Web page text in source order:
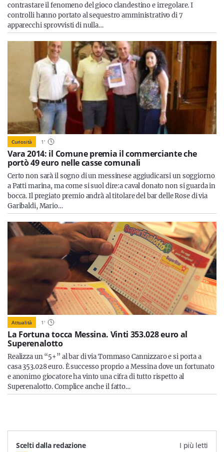
contrastare il fenomeno del gioco clandestino e irregolare. I
controlli hanno portato al sequestro amministrativo di 7
apparecchi sprovvisti di nulla…
Curiosità 1'
Vara 2014: il Comune premia il commerciante che
portò 49 euro nelle casse comunali
Certo non sarà il sogno di un messinese aggiudicarsi un soggiorno
a Patti marina, ma come si suol dire:a caval donato non si guarda in
bocca. Il pregiato premio andrà al titolare del bar delle Rose di via
Garibaldi, Mario…
Attualità 1'
La Fortuna tocca Messina. Vinti 353.028 euro al
Superenalotto
Realizza un “5+” al bar di via Tommaso Cannizzaro e si porta a
casa 353.028 euro. È successo proprio a Messina dove un fortunato
e anonimo giocatore ha vinto una cifra di tutto rispetto al
Superenalotto. Complice anche il fatto…
Scelti dalla redazione I più letti